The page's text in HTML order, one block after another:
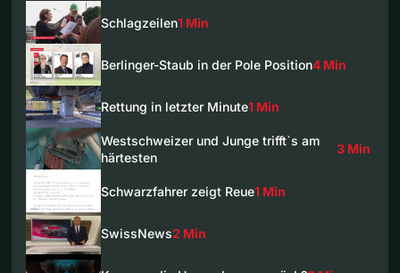
Schlagzeilen1 Min
Berlinger-Staub in der Pole Position4 Min
Rettung in letzter Minute1 Min
Westschweizer und Junge trifft`s am
härtesten
3 Min
Schwarzfahrer zeigt Reue1 Min
SwissNews2 Min